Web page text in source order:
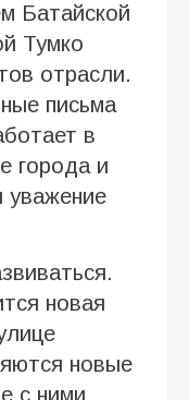
Батайской
Тумко
отрасли.
письма
в
города и
уважение
новая
новые
с ними